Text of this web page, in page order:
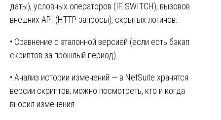
даты), условных операторов (IF, SWITCH), вызовов
внешних API (HTTP запросы), скрытых логинов.
• Сравнение с эталонной версией (если есть бэкап
скриптов за прошлый период).
• Анализ истории изменений — в NetSuite хранятся
версии скриптов; можно посмотреть, кто и когда
вносил изменения.